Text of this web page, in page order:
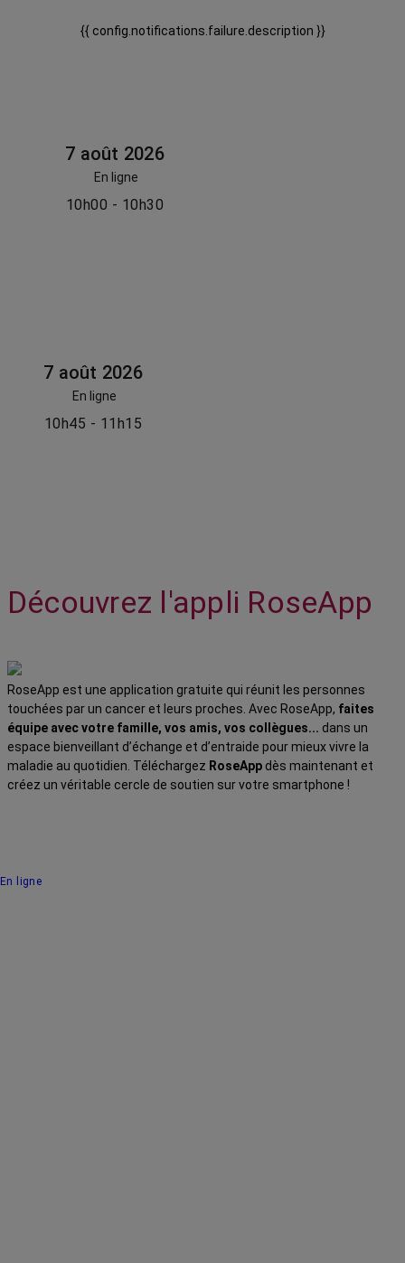
{{ config.notifications.failure.description }}
7 août 2026
En ligne
10h00 - 10h30
7 août 2026
En ligne
10h45 - 11h15
Découvrez l'appli RoseApp
RoseApp est une application gratuite qui réunit les personnes
touchées par un cancer et leurs proches. Avec RoseApp, faites
équipe avec votre famille, vos amis, vos collègues... dans un
espace bienveillant d’échange et d’entraide pour mieux vivre la
maladie au quotidien. Téléchargez RoseApp dès maintenant et
créez un véritable cercle de soutien sur votre smartphone !
En ligne